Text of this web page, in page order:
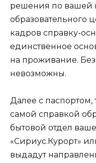
решения по вашей
образовательного
кадров справку-
единственное
на проживание.
невозможны.
Далее с
самой справкой
бытовой отдел
«Сириус.Курорт»
выдадут